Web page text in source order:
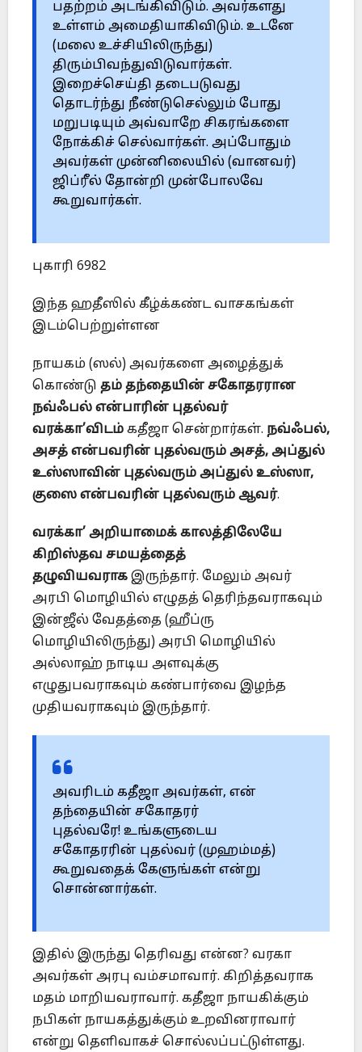
பதற்றம் அடங்கிவிடும். அவர்களது
உள்ளம் அமைதியாகிவிடும். உடனே
(மலை உச்சியிலிருந்து)
திரும்பிவந்துவிடுவார்கள்.
இறைச்செய்தி தடைபடுவது
தொடர்ந்து நீண்டுசெல்லும் போது
மறுபடியும் அவ்வாறே சிகரங்களை
நோக்கிச் செல்வார்கள். அப்போதும்
அவர்கள் முன்னிலையில் (வானவர்)
ஜிப்ரீல் தோன்றி முன்போலவே
கூறுவார்கள்.
புகாரி 6982
இந்த ஹதீஸில் கீழ்க்கண்ட வாசகங்கள்
இடம்பெற்றுள்ளன
நாயகம் (ஸல்) அவர்களை அழைத்துக்
கொண்டு தம் தந்தையின் சகோதரரான
நவ்ஃபல் என்பாரின் புதல்வர்
வரக்கா’விடம் கதீஜா சென்றார்கள். நவ்ஃபல்,
அசத் என்பவரின் புதல்வரும் அசத், அப்துல்
உஸ்ஸாவின் புதல்வரும் அப்துல் உஸ்ஸா,
குஸை என்பவரின் புதல்வரும் ஆவர்.
வரக்கா’ அறியாமைக் காலத்திலேயே
கிறிஸ்தவ சமயத்தைத்
தழுவியவராக இருந்தார். மேலும் அவர்
அரபி மொழியில் எழுதத் தெரிந்தவராகவும்
இன்ஜீல் வேதத்தை (ஹீப்ரு
மொழியிலிருந்து) அரபி மொழியில்
அல்லாஹ் நாடிய அளவுக்கு
எழுதுபவராகவும் கண்பார்வை இழந்த
முதியவராகவும் இருந்தார்.
அவரிடம் கதீஜா அவர்கள், என்
தந்தையின் சகோதரர்
புதல்வரே! உங்களுடைய
சகோதரரின் புதல்வர் (முஹம்மத்)
கூறுவதைக் கேளுங்கள் என்று
சொன்னார்கள்.
இதில் இருந்து தெரிவது என்ன? வரகா
அவர்கள் அரபு வம்சமாவார். கிறித்தவராக
மதம் மாறியவராவார். கதீஜா நாயகிக்கும்
நபிகள் நாயகத்துக்கும் உறவினராவார்
என்று தெளிவாகச் சொல்லப்பட்டுள்ளது.